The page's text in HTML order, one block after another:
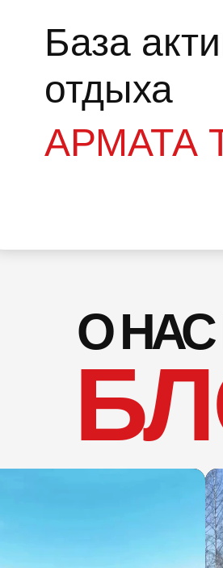
База
отдыха
АРМАТА
О НАС